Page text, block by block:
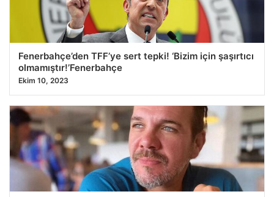
Fenerbahçe’den TFF’ye sert tepki! ‘Bizim için şaşırtıcı
olmamıştır!’Fenerbahçe
Ekim 10, 2023